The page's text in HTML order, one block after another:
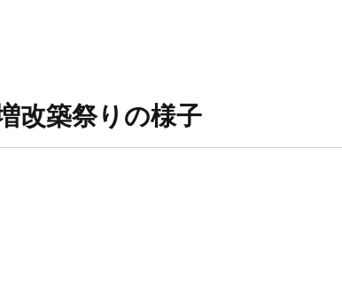
改築祭りの様子